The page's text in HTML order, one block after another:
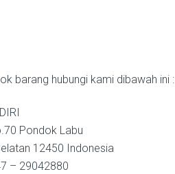
barang hubungi kami dibawah ini :
Pondok Labu
12450 Indonesia
– 29042880